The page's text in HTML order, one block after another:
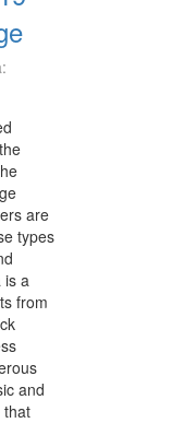
are
types
is a
from
and
that